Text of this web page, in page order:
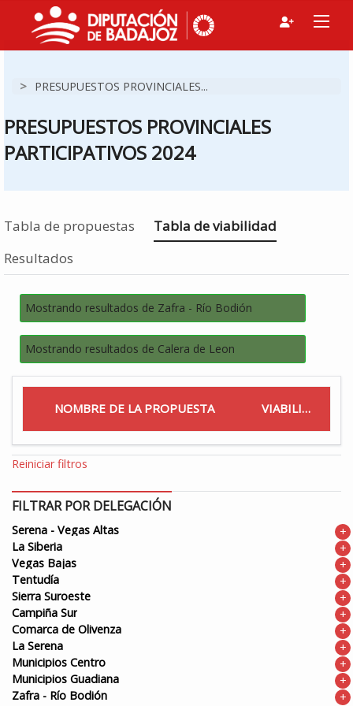
> PRESUPUESTOS PROVINCIALES...
PRESUPUESTOS PROVINCIALES
PARTICIPATIVOS 2024
Tabla de propuestas Estás en
Tabla de viabilidad
Resultados
Mostrando resultados de Zafra - Río Bodión
Mostrando resultados de Calera de Leon
NOMBRE DE LA PROPUESTA VIABILIDAD
Reiniciar filtros
FILTRAR POR DELEGACIÓN